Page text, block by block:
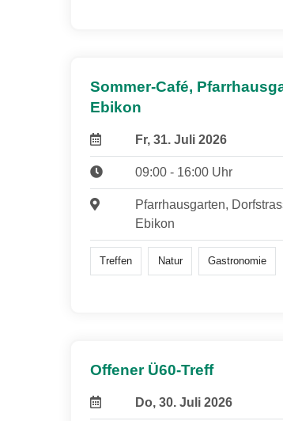
Sommer-Café,
Ebikon
Fr, 31. Juli 2026
09:00 - 16:00 Uhr
Pfarrhausgarten,
Ebikon
Treffen Natur Gastronomie
Offener Ü60-Treff
Do, 30. Juli 2026